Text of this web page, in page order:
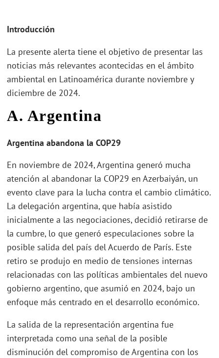
Introducción
La presente alerta tiene el objetivo de presentar las
noticias más relevantes acontecidas en el ámbito
ambiental en Latinoamérica durante noviembre y
diciembre de 2024.
A. Argentina
Argentina abandona la COP29
En noviembre de 2024, Argentina generó mucha
atención al abandonar la COP29 en Azerbaiyán, un
evento clave para la lucha contra el cambio climático.
La delegación argentina, que había asistido
inicialmente a las negociaciones, decidió retirarse de
la cumbre, lo que generó especulaciones sobre la
posible salida del país del Acuerdo de París. Este
retiro se produjo en medio de tensiones internas
relacionadas con las políticas ambientales del nuevo
gobierno argentino, que asumió en 2024, bajo un
enfoque más centrado en el desarrollo económico.
La salida de la representación argentina fue
interpretada como una señal de la posible
disminución del compromiso de Argentina con los